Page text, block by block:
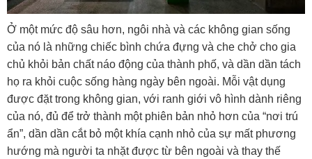
Ở một mức độ sâu hơn, ngôi nhà và các không gian sống
của nó là những chiếc bình chứa đựng và che chở cho gia
chủ khỏi bản chất náo động của thành phố, và dần dần tách
họ ra khỏi cuộc sống hàng ngày bên ngoài. Mỗi vật dụng
được đặt trong không gian, với ranh giới vô hình dành riêng
của nó, đủ để trở thành một phiên bản nhỏ hơn của “nơi trú
ẩn”, dần dần cắt bỏ một khía cạnh nhỏ của sự mất phương
hướng mà người ta nhặt được từ bên ngoài và thay thế